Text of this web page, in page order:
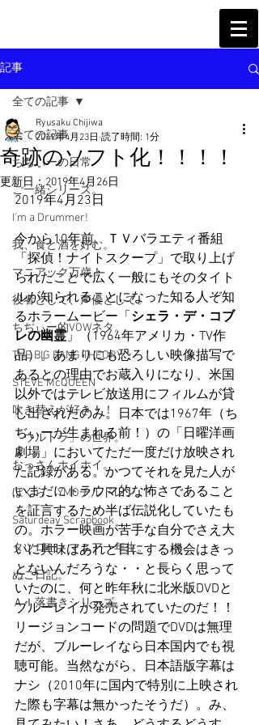
記事
全ての記事
ちぢぃーの日常
ご一緒シリーズ。
I'm a Drummer!
我、食と酒を好む。
マニアック万歳！
役者として、声優として。
ちぢぃー的VOWネタ。
THE BIG BANG THEORY
STEVE McQUEEN
吹き替えが好き！！
「ウルトラ」の世界。
おっさんホイホイ。
ぼくら、YMOチルドレン。
Saturdeay Scrapbook
タツロー・マニア一年生。
ぬこ日記。
ＡＩ落書きシリーズ。
全ての記事
奇跡のソフト化！！！！
Ryusaku Chijiwa
2019年4月23日 読了時間: 1分
更新日：2019年4月26日
2019年4月23日
今から10年前、ＴＶバラエティ番組
「探偵！ナイトスクープ」で取り上げ
られたことで広く一般にもそのタイト
ルが知られることになった知る人ぞ知
るホラームービー「 シェラ・デ・コブ
レの幽霊」（1964年アメリカ・TV作
品）。あまりにも恐ろしい映像描写で
あるとの理由でお蔵入りになり、米国
以外ではテレビ放送用にフィルムが貸
し出されたのみ。日本では1967年（ち
ぢぃーが生まれる前！）の「日曜洋画
劇場」においてただ一度だけ放映され
た記録がある。かつてそれを見た人が
いまだにトラウマ的な怖さであること
を証言するため半ば伝説化していたも
の。ホラー映画が苦手な自分でさえ大
いに興味はあれど目にする機会はきっ
とないんだろうな・・と長らく思って
いたのに、何と昨年秋に北米版DVDと
ブルーレイが発売されていたのだ！！
リージョンコードの問題でDVDは無理
だが、ブルーレイなら日本国内でも視
聴可能。当然ながら、日本語版字幕は
ナシ（2010年に国内で特別に上映され
た際も字幕は無かったそうだ）。み、